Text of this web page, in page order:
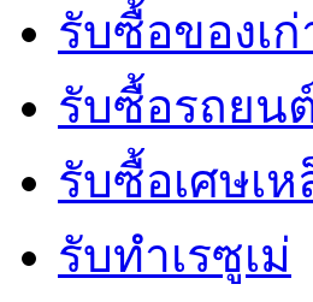
รับซื้อของเก่
รับซื้อรถยน
รับซื้อเศษเห
รับทำเรซูเม่